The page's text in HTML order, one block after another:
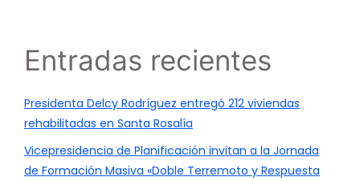
Entradas recientes
Presidenta Delcy Rodríguez entregó 212 viviendas
rehabilitadas en Santa Rosalía
Vicepresidencia de Planificación invitan a la Jornada
de Formación Masiva «Doble Terremoto y Respuesta